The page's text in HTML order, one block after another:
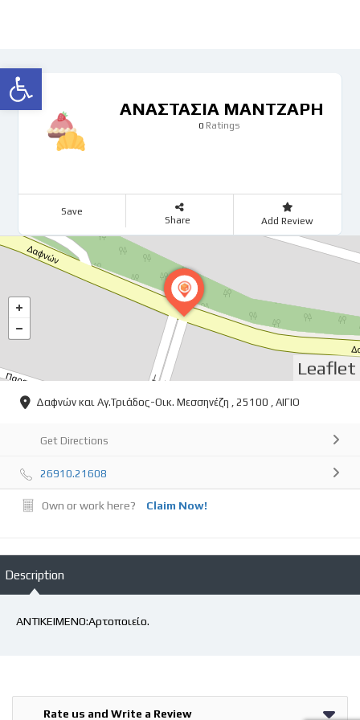
Ανοίξτε τη γραμμή εργαλείων
ΑΝΑΣΤΑΣΙΑ ΜΑΝΤΖΑΡΗ
0Ratings
Save
Share Add Review
Leaflet
Δαφνών και Αγ.Τριάδος-Οικ. Μεσσηνέζη , 25100 , ΑΙΓΙΟ
Get Directions
26910.21608
Own or work here? Claim Now!
Description
ΑΝΤΙΚΕΙΜΕΝΟ:Αρτοποιείο.
Rate us and Write a Review